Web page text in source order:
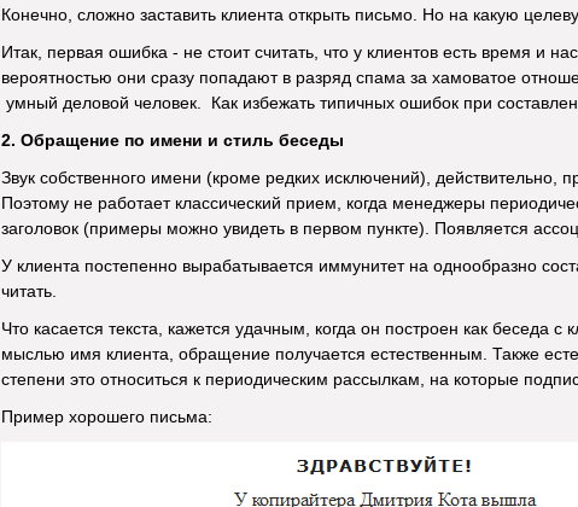
Конечно, сложно заставить клиента открыть письмо. Но на какую
Итак, первая ошибка - не стоит считать, что у клиентов есть время и
вероятностью они сразу попадают в разряд спама за хамоватое
умный деловой человек. Как избежать типичных ошибок при
2. Обращение по имени и стиль беседы
Звук собственного имени (кроме редких исключений), действительно,
Поэтому не работает классический прием, когда менеджеры
заголовок (примеры можно увидеть в первом пункте). Появляется
У клиента постепенно вырабатывается иммунитет на однообразно
читать.
Что касается текста, кажется удачным, когда он построен как беседа
мыслью имя клиента, обращение получается естественным. Также
степени это относиться к периодическим рассылкам, на которые
Пример хорошего письма: